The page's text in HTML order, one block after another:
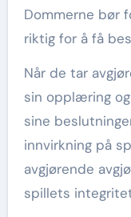
Dommerne bør
riktig for å få
Når de tar
sin opplæring
sine
innvirkning på
avgjørende
spillets